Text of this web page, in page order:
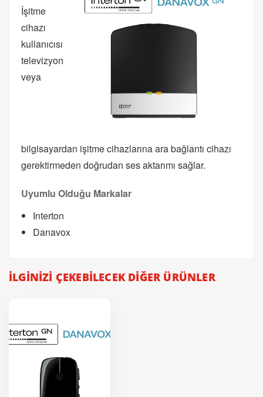
İşitme
cihazı
kullanıcısı
televizyon
veya
bilgisayardan işitme cihazlarına ara bağlantı cihazı
gerektirmeden doğrudan ses aktarımı sağlar.
Uyumlu Olduğu Markalar
Interton
Danavox
İLGİNİZİ ÇEKEBİLECEK DİĞER ÜRÜNLER